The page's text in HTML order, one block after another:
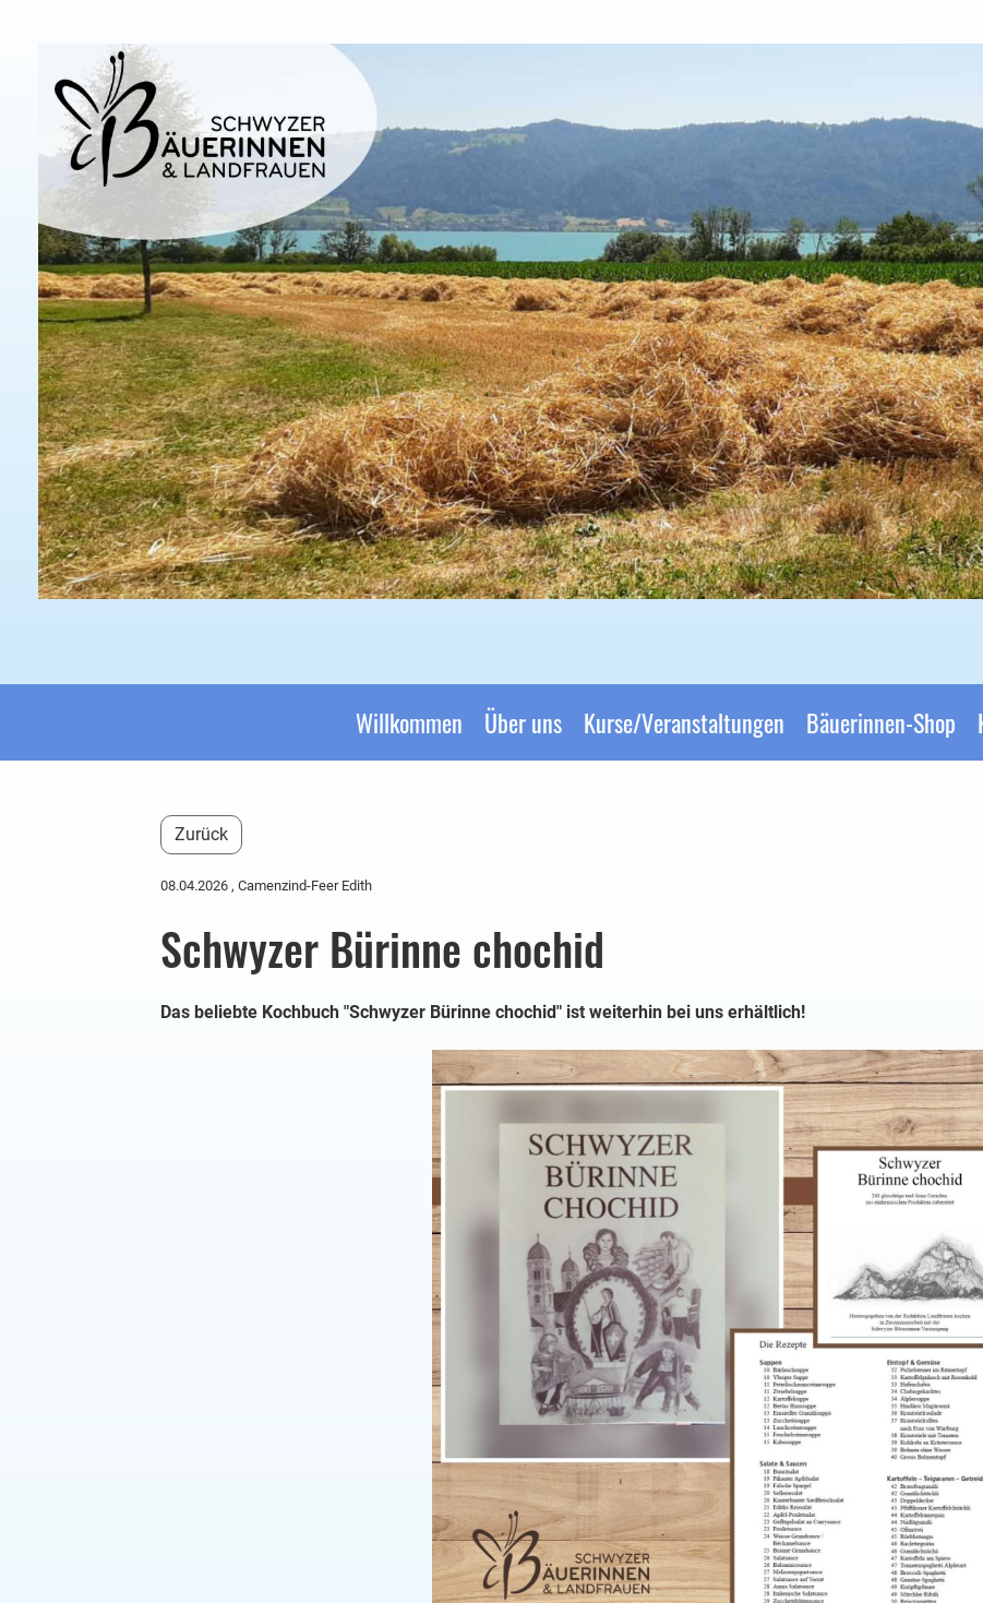
Willkommen Über uns Kurse/Veranstaltungen Bäuerinnen-Shop
Zurück
08.04.2026 , Camenzind-Feer Edith
Schwyzer Bürinne chochid
Das beliebte Kochbuch "Schwyzer Bürinne chochid" ist weiterhin bei uns erhältlich!